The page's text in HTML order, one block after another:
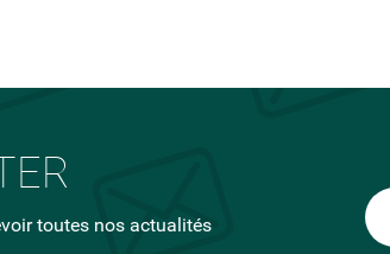
toutes nos actualités